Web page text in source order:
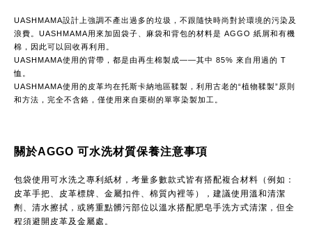
UASHMAMA設計上強調不產出過多的垃圾，不跟隨快時尚對於環境的污染及
浪費。UASHMAMA用來加固袋子、麻袋和背包的材料是 AGGO 紙屑和有機
棉，因此可以回收再利用。
UASHMAMA使用的背帶，都是由再生棉製成——其中 85% 來自用過的 T
恤。
UASHMAMA使用的皮革均在托斯卡納地區鞣製，利用古老的“植物鞣製”原則
和方法，完全不含鉻，僅使用來自栗樹的單寧染製加工。
關於AGGO 可水洗材質保養注意事項
包袋使用可水洗之專利紙材，考量多數款式皆有搭配複合材料（例如：
皮革手把、皮革標牌、金屬扣件、棉質內裡等），建議使用溫和清潔
劑、清水擦拭，或將重點髒污部位以溫水搭配肥皂手洗方式清潔，但全
程須避開皮革及金屬處。